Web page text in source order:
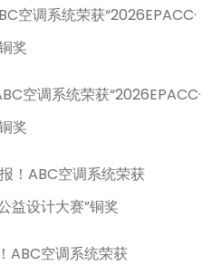
空调系统荣获“2026EPACC·
奖
空调系统荣获“2026EPACC·
奖
！ABC空调系统荣获
益设计大赛”铜奖
ABC空调系统荣获